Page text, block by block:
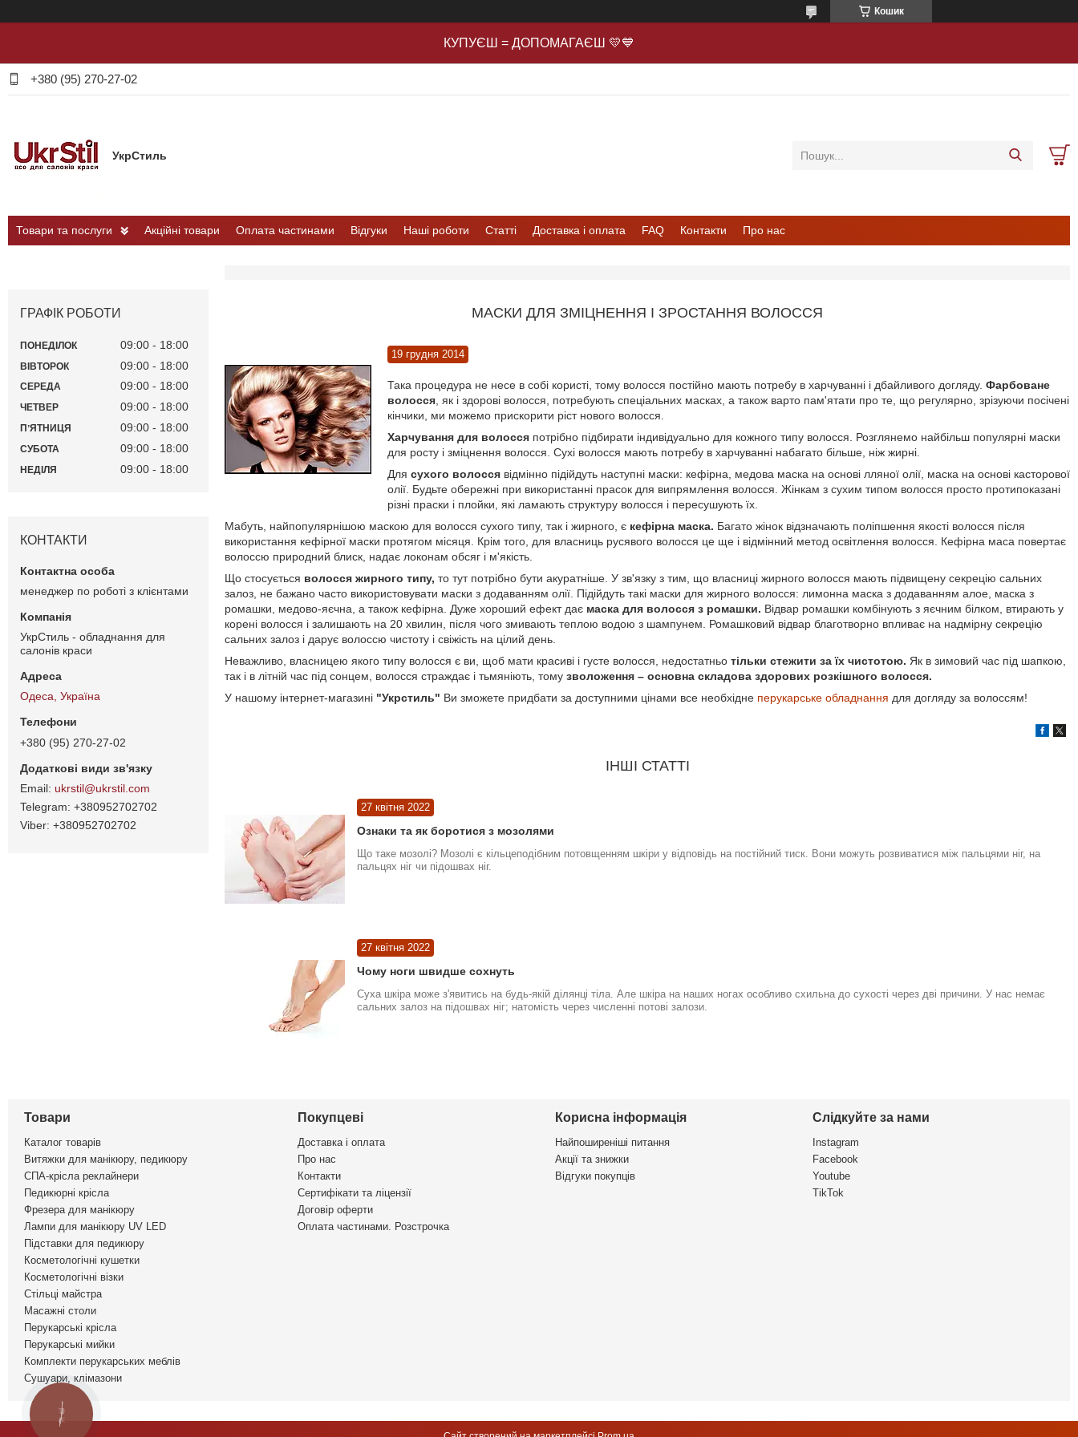
Кошик
КУПУЄШ = ДОПОМАГАЄШ 💛💙
+380 (95) 270-27-02
УкрСтиль
Товари та послуги Акційні товари Оплата частинами Відгуки Наші роботи Статті Доставка і оплата FAQ Контакти Про нас
МАСКИ ДЛЯ ЗМІЦНЕННЯ І ЗРОСТАННЯ ВОЛОССЯ
19 грудня 2014
Така процедура не несе в собі користі, тому волосся постійно мають потребу в харчуванні і дбайливого догляду. Фарбоване
волосся , як і здорові волосся, потребують спеціальних масках, а також варто пам'ятати про те, що регулярно, зрізуючи посічені
кінчики, ми можемо прискорити ріст нового волосся.
Харчування для волосся потрібно підбирати індивідуально для кожного типу волосся. Розглянемо найбільш популярні маски
для росту і зміцнення волосся. Сухі волосся мають потребу в харчуванні набагато більше, ніж жирні.
Для сухого волосся відмінно підійдуть наступні маски: кефірна, медова маска на основі лляної олії, маска на основі касторової
олії. Будьте обережні при використанні прасок для випрямлення волосся. Жінкам з сухим типом волосся просто протипоказані
різні праски і плойки, які ламають структуру волосся і пересушують їх.
Мабуть, найпопулярнішою маскою для волосся сухого типу, так і жирного, є кефірна маска. Багато жінок відзначають поліпшення якості волосся після
використання кефірної маски протягом місяця. Крім того, для власниць русявого волосся це ще і відмінний метод освітлення волосся. Кефірна маса повертає
волоссю природний блиск, надає локонам обсяг і м'якість.
Що стосується волосся жирного типу, то тут потрібно бути акуратніше. У зв'язку з тим, що власниці жирного волосся мають підвищену секрецію сальних
залоз, не бажано часто використовувати маски з додаванням олії. Підійдуть такі маски для жирного волосся: лимонна маска з додаванням алое, маска з
ромашки, медово-яєчна, а також кефірна. Дуже хороший ефект дає маска для волосся з ромашки. Відвар ромашки комбінують з яєчним білком, втирають у
корені волосся і залишають на 20 хвилин, після чого змивають теплою водою з шампунем. Ромашковий відвар благотворно впливає на надмірну секрецію
сальних залоз і дарує волоссю чистоту і свіжість на цілий день.
Неважливо, власницею якого типу волосся є ви, щоб мати красиві і густе волосся, недостатньо тільки стежити за їх чистотою. Як в зимовий час під шапкою,
так і в літній час під сонцем, волосся страждає і тьмяніють, тому зволоження – основна складова здорових розкішного волосся.
У нашому інтернет-магазині "Укрстиль" Ви зможете придбати за доступними цінами все необхідне перукарське обладнання для догляду за волоссям!
ІНШІ СТАТТІ
27 квітня 2022
Ознаки та як боротися з мозолями
Що таке мозолі? Мозолі є кільцеподібним потовщенням шкіри у відповідь на постійний тиск. Вони можуть розвиватися між пальцями ніг, на
пальцях ніг чи підошвах ніг.
27 квітня 2022
Чому ноги швидше сохнуть
Суха шкіра може з'явитись на будь-якій ділянці тіла. Але шкіра на наших ногах особливо схильна до сухості через дві причини. У нас немає
сальних залоз на підошвах ніг; натомість через численні потові залози.
ГРАФІК РОБОТИ
ПОНЕДІЛОК 09:00 18:00
ВІВТОРОК 09:00 18:00
СЕРЕДА 09:00 18:00
ЧЕТВЕР 09:00 18:00
ПʼЯТНИЦЯ 09:00 18:00
СУБОТА 09:00 18:00
НЕДІЛЯ 09:00 18:00
КОНТАКТИ
менеджер по роботі з клієнтами
УкрСтиль - обладнання для
салонів краси
Одеса, Україна
+380 (95) 270-27-02
ukrstil@ukrstil.com
+380952702702
+380952702702
Товари
Каталог товарів
Витяжки для манікюру, педикюру
СПА-крісла реклайнери
Педикюрні крісла
Фрезера для манікюру
Лампи для манікюру UV LED
Підставки для педикюру
Косметологічні кушетки
Косметологічні візки
Стільці майстра
Масажні столи
Перукарські крісла
Перукарські мийки
Комплекти перукарських меблів
Сушуари, клімазони
Покупцеві
Доставка і оплата
Про нас
Контакти
Сертифікати та ліцензії
Договір оферти
Оплата частинами. Розстрочка
Корисна інформація
Найпоширеніші питання
Акції та знижки
Відгуки покупців
Слідкуйте за нами
Instagram
Facebook
Youtube
TikTok
КНОПКА
ЗВ'ЯЗКУ